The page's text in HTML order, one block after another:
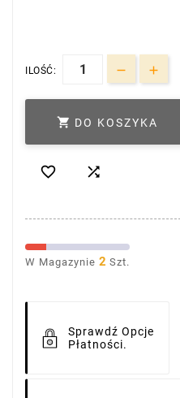
ILOŚĆ:
 DO KOSZYKA
 
W Magazynie 2 Szt.
Sprawdź Opcje
Płatności.